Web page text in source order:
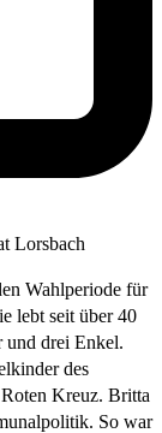
Wahlperiode für
lebt seit über 40
und drei Enkel.
des
Kreuz. Britta
So war